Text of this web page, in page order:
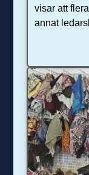
visar att
annat